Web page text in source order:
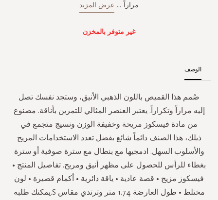
مراراً ... عرض المزيد
غير متوفر بالمخزن
الوصف
صُمم هذا القميص باللون الذهبي الأنيق، وستجد نفسك تصل
إليه مراراً وتكراراً. يعتبر العنصر المثالي للتمرين بأناقة. مصنوع
من مادة فيسكوز مريحة وخفيفة الوزن ونسيج متجمع في
ذيلك، هذا الصنف دائماً شائع بفضل تعدد الاستخدامات المريح
والأسلوب السهل. ادمجيها مع بنطال مع سترة صوفية أو سترة
بغطاء للرأس للحصول على مظهر أنيق ومريح. تفاصيل المنتج •
فيسكوز مزيج • قصة عادية • ياقة دائرية • أكمام قصيرة • لون
مختلط • طول العارضة 1.74 متر وترتدي مقاس S.يمكنك طلبه